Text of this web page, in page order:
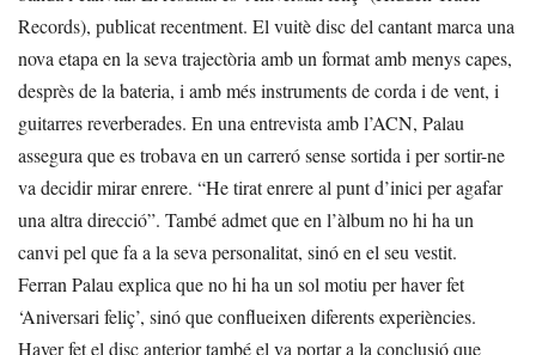
Records), publicat recentment. El vuitè disc del cantant marca una
nova etapa en la seva trajectòria amb un format amb menys capes,
desprès de la bateria, i amb més instruments de corda i de vent, i
guitarres reverberades. En una entrevista amb l’ACN, Palau
assegura que es trobava en un carreró sense sortida i per sortir-ne
va decidir mirar enrere. “He tirat enrere al punt d’inici per agafar
una altra direcció”. També admet que en l’àlbum no hi ha un
canvi pel que fa a la seva personalitat, sinó en el seu vestit.
Ferran Palau explica que no hi ha un sol motiu per haver fet
‘Aniversari feliç’, sinó que conflueixen diferents experiències.
Haver fet el disc anterior també el va portar a la conclusió que